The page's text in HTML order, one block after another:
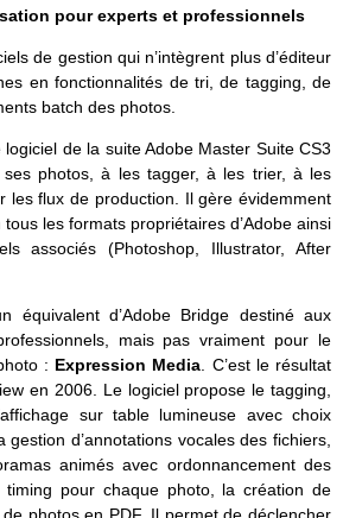
pour experts et professionnels
de gestion qui n’intègrent plus d’éditeur
en fonctionnalités de tri, de tagging, de
batch des photos.
logiciel de la suite Adobe Master Suite CS3
photos, à les tagger, à les trier, à les
les flux de production. Il gère évidemment
les formats propriétaires d’Adobe ainsi
associés (Photoshop, Illustrator, After
équivalent d’Adobe Bridge destiné aux
mais pas vraiment pour le
: Expression Media . C’est le résultat
en 2006. Le logiciel propose le tagging,
sur table lumineuse avec choix
gestion d’annotations vocales des fichiers,
animés avec ordonnancement des
pour chaque photo, la création de